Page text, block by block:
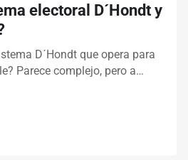
electoral D´Hondt y
D´Hondt que opera para
Parece complejo, pero a…